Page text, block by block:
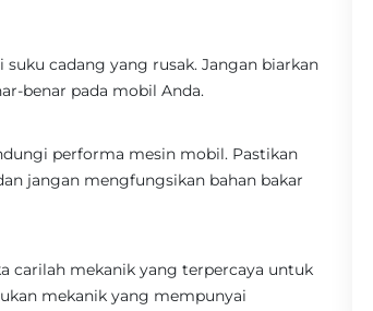
cadang yang rusak. Jangan biarkan
benar pada mobil Anda.
performa mesin mobil. Pastikan
jangan mengfungsikan bahan bakar
carilah mekanik yang terpercaya untuk
mekanik yang mempunyai